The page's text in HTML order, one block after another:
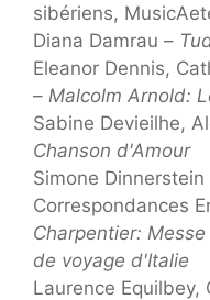
sibériens,
Diana Damrau –
Eleanor Dennis,
– Malcolm Arnold:
Sabine Devieilhe,
Chanson d'Amour
Simone Dinnerstein
Correspondances
Charpentier:
de voyage d'Italie
Laurence Equilbey,